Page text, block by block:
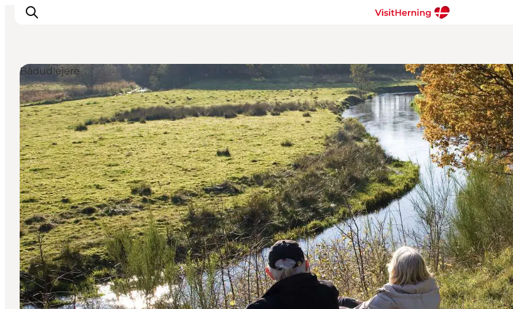
Det sker
Spis, drik og shop
Kunstlandet
Se og oplev
Find vej
Sov godt
Book overnatning
Bådudlejere